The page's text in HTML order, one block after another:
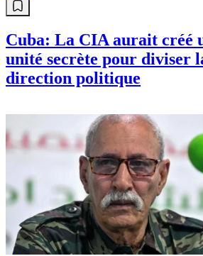
Cuba: La CIA aurait créé
unité secrète pour diviser
direction politique